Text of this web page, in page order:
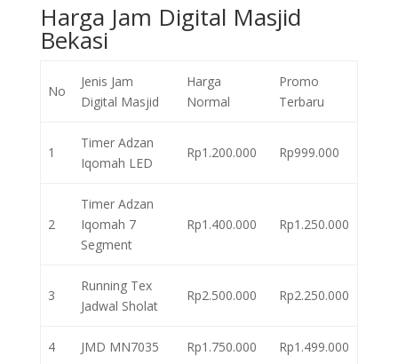
Harga Jam Digital Masjid
Bekasi
No
Jenis Jam
Digital Masjid
Harga
Normal
Promo
Terbaru
1
Timer Adzan
Iqomah LED
Rp1.200.000 Rp999.000
2
Timer Adzan
Iqomah 7
Segment
Rp1.400.000 Rp1.250.000
3
Running Tex
Jadwal Sholat
Rp2.500.000 Rp2.250.000
4 JMD MN7035 Rp1.750.000 Rp1.499.000